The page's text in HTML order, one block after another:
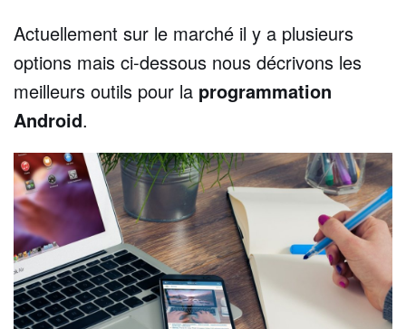
Actuellement sur le marché il y a plusieurs
options mais ci-dessous nous décrivons les
meilleurs outils pour la programmation
Android.